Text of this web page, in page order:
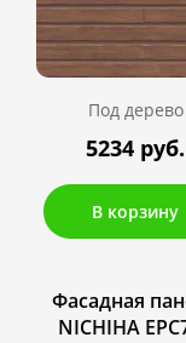
Под дерево
5234 руб.
В корзину
Фасадная
NICHIHA